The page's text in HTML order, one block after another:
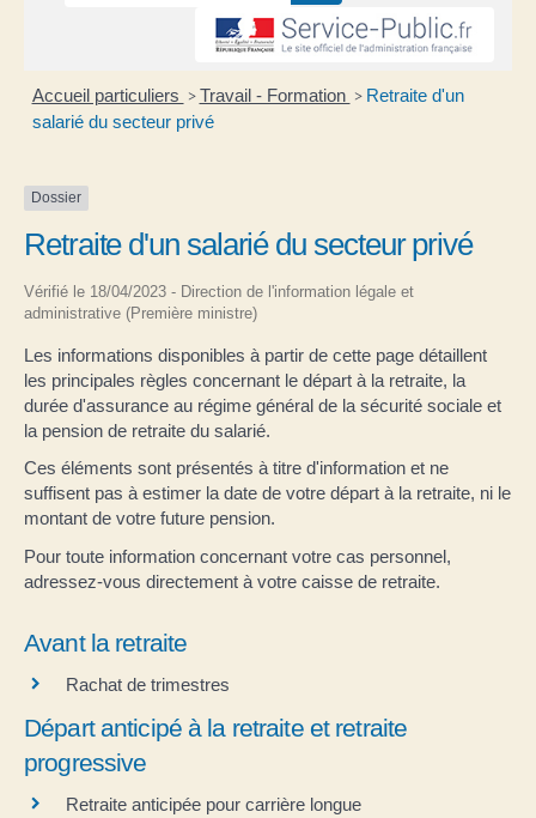
Accueil particuliers > Travail - Formation > Retraite d'un
salarié du secteur privé
Dossier
Retraite d'un salarié du secteur privé
Vérifié le 18/04/2023 - Direction de l'information légale et
administrative (Première ministre)
Les informations disponibles à partir de cette page détaillent
les principales règles concernant le départ à la retraite, la
durée d'assurance au régime général de la sécurité sociale et
la pension de retraite du salarié.
Ces éléments sont présentés à titre d'information et ne
suffisent pas à estimer la date de votre départ à la retraite, ni le
montant de votre future pension.
Pour toute information concernant votre cas personnel,
adressez-vous directement à votre caisse de retraite.
Avant la retraite
Rachat de trimestres
Départ anticipé à la retraite et retraite
progressive
Retraite anticipée pour carrière longue